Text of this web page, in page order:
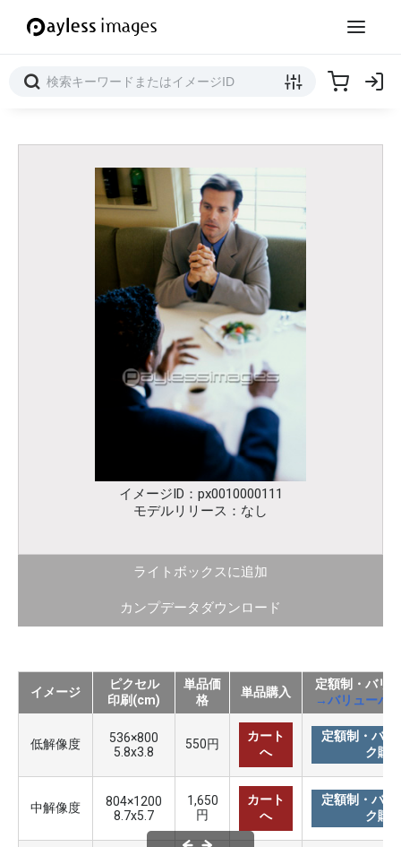
イメージID：px0010000111
モデルリリース：なし
ライトボックスに追加
カンプデータダウンロード
イメージ
ピクセル
印刷(cm)
単品価
格
単品購入
定額制・バリ
→バリューパ
低解像度
536×800
5.8x3.8
550円
カート
へ
定額制・バリ
ク購
中解像度
804×1200
8.7x5.7
1,650
円
カート
へ
定額制・バリ
ク購